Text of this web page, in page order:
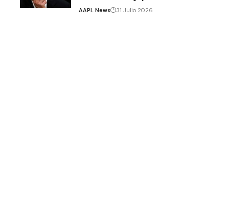
AAPL News 31 Julio 2026